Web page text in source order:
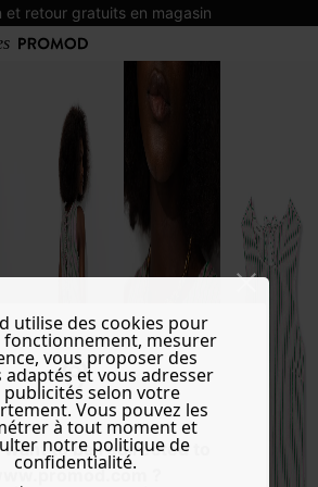
et retour gratuits en magasin
want to be redirected to
www.promod.com ?
utilise des cookies pour
fonctionnement, mesurer
vous proposer des
adaptés et vous adresser
publicités selon votre
Vous pouvez les
à tout moment et
notre politique de
confidentialité.